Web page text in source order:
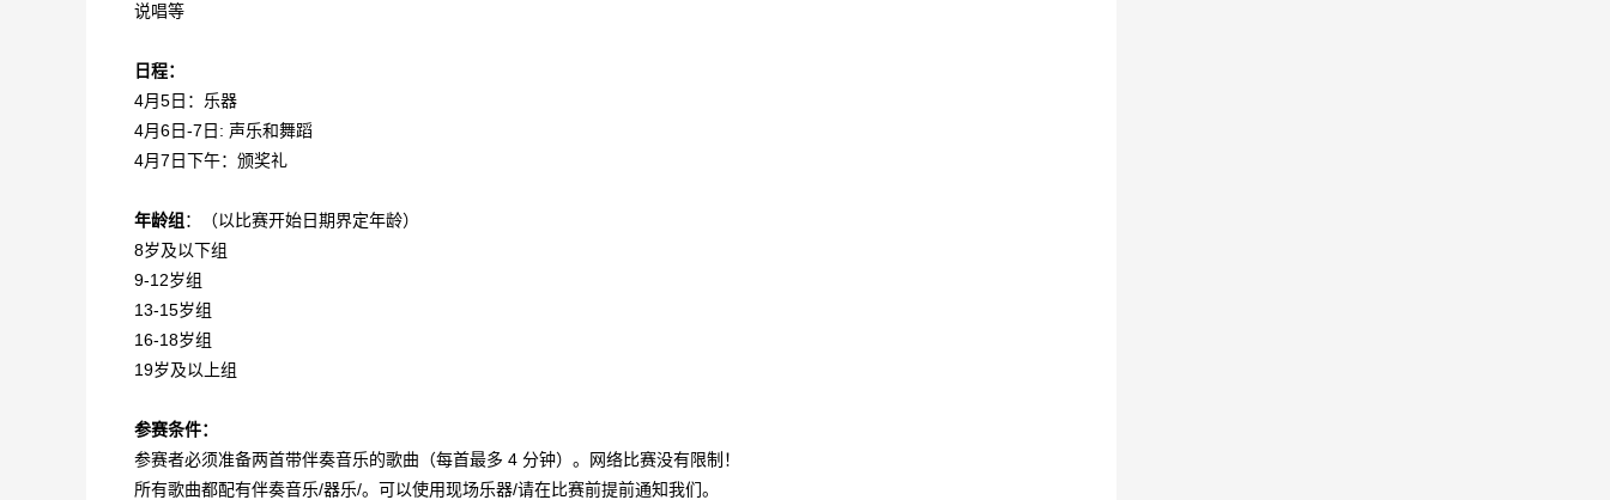
说唱等
日程：
4月5日：乐器
4月6日-7日: 声乐和舞蹈
4月7日下午：颁奖礼
年龄组 ：（以比赛开始日期界定年龄）
8岁及以下组
9-12岁组
13-15岁组
16-18岁组
19岁及以上组
参赛条件：
参赛者必须准备两首带伴奏音乐的歌曲（每首最多 4 分钟）。网络比赛没有限制！
所有歌曲都配有伴奏音乐/器乐/。可以使用现场乐器/请在比赛前提前通知我们。